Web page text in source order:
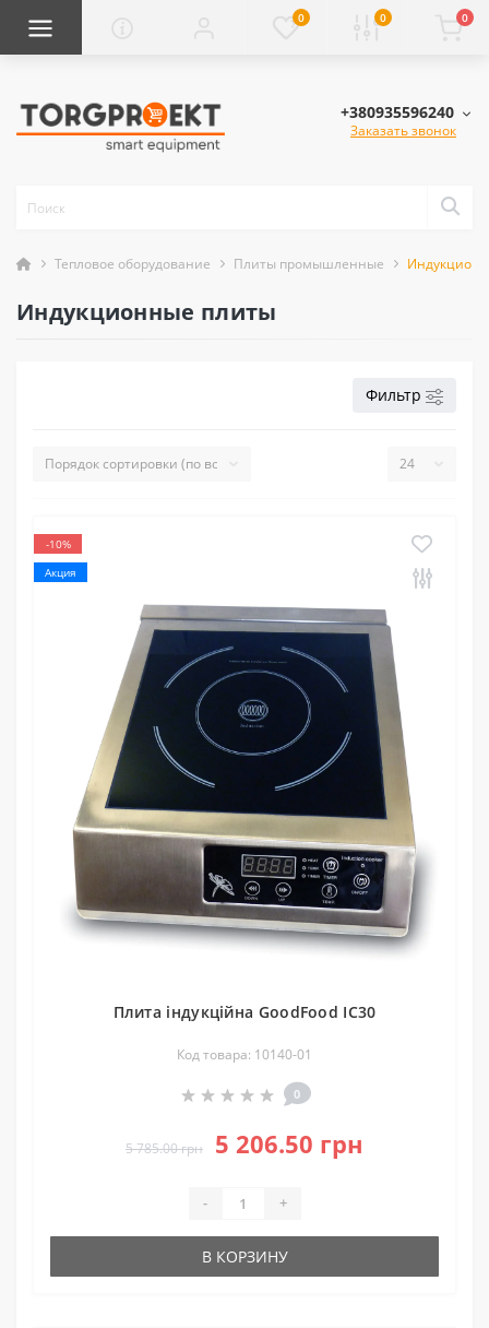
0 0 0
+380935596240
Заказать звонок
Тепловое оборудование Плиты промышленные
Индукционные плиты
Фильтр
-10%
Акция
Плита індукційна GoodFood IC30
Код товара: 10140-01
0
5 785.00 грн 5 206.50 грн
- +
В КОРЗИНУ